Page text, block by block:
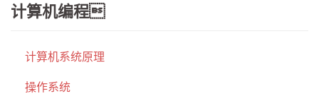
计算机编程
计算机系统原理
操作系统